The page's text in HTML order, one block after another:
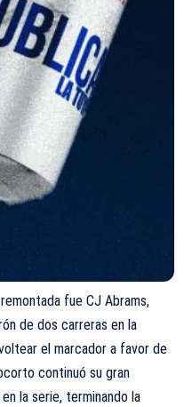
fue CJ Abrams,
de dos carreras en la
el marcador a favor de
continuó su gran
la serie, terminando la